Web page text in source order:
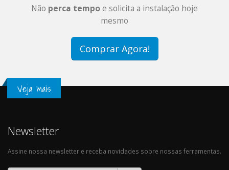
Não perca tempoe solicita a instalação hoje
mesmo
Comprar Agora!
Veja mais
Newsletter
Assine nossa newsletter e receba novidades sobre nossas ferramentas.